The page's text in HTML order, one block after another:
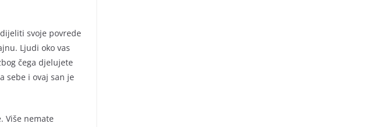
svoje povrede
Ljudi oko vas
čega djelujete
sebe i ovaj san je
Više nemate